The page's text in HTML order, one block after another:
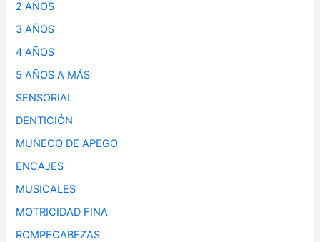
2 AÑOS
3 AÑOS
4 AÑOS
5 AÑOS A MÁS
SENSORIAL
DENTICIÓN
MUÑECO DE APEGO
ENCAJES
MUSICALES
MOTRICIDAD FINA
ROMPECABEZAS